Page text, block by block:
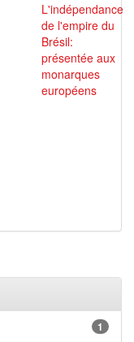
L'indépendance
de l'empire du
Brésil:
présentée aux
monarques
européens
1